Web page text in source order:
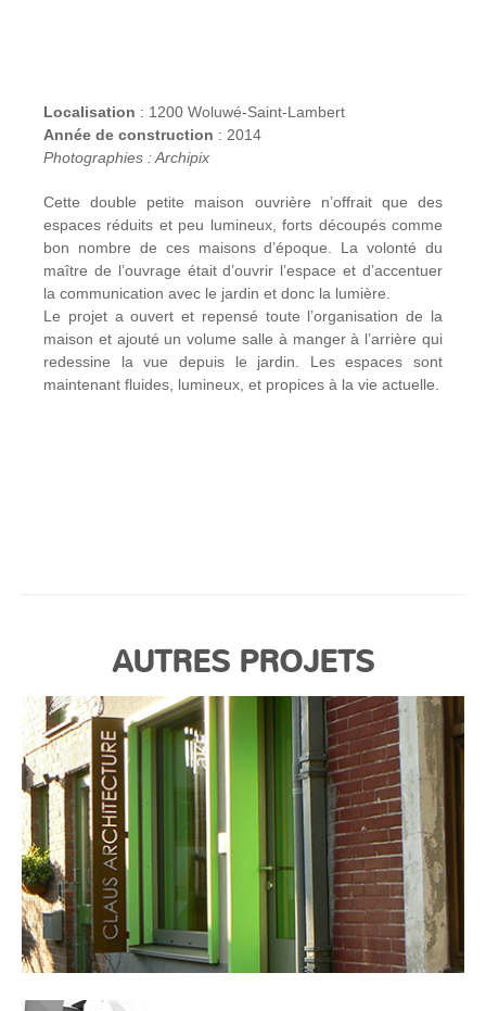
Localisation : 1200 Woluwé-Saint-Lambert
Année de construction : 2014
Photographies : Archipix
Cette double petite maison ouvrière n’offrait que des
espaces réduits et peu lumineux, forts découpés comme
bon nombre de ces maisons d’époque. La volonté du
maître de l’ouvrage était d’ouvrir l’espace et d’accentuer
la communication avec le jardin et donc la lumière.
Le projet a ouvert et repensé toute l’organisation de la
maison et ajouté un volume salle à manger à l’arrière qui
redessine la vue depuis le jardin. Les espaces sont
maintenant fluides, lumineux, et propices à la vie actuelle.
AUTRES PROJETS